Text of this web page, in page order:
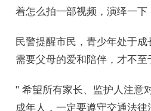
着怎么拍一部视频，演绎一下
民警提醒市民，青少年处于
需要父母的爱和陪伴，才不至
" 希望所有家长、监护人注意
成年人，一定要遵守交通法律